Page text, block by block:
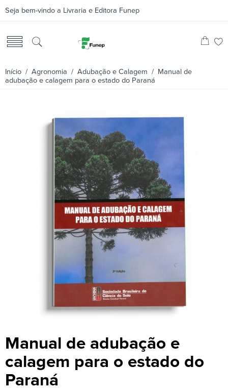
Seja bem-vindo a Livraria e Editora Funep
Início / Agronomia / Adubação e Calagem / Manual de
adubação e calagem para o estado do Paraná
Manual de adubação e
calagem para o estado do
Paraná